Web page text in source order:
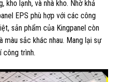
kho lạnh, và nhà kho. Nhờ khả
EPS phù hợp với các công
sản phẩm của Kingpanel còn
sắc khác nhau. Mang lại sự
công trình.